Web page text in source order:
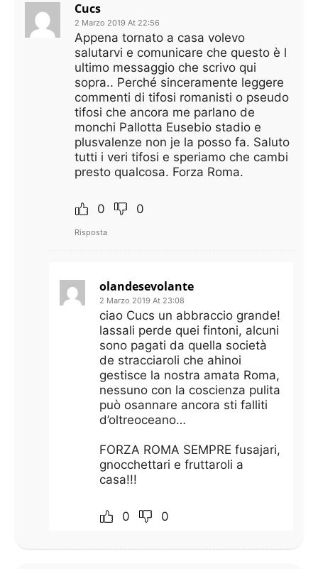
Cucs
2 Marzo 2019 At 22:56
Appena tornato a casa volevo
salutarvi e comunicare che questo è l
ultimo messaggio che scrivo qui
sopra.. Perché sinceramente leggere
commenti di tifosi romanisti o pseudo
tifosi che ancora me parlano de
monchi Pallotta Eusebio stadio e
plusvalenze non je la posso fa. Saluto
tutti i veri tifosi e speriamo che cambi
presto qualcosa. Forza Roma.
0 0
Risposta
olandesevolante
2 Marzo 2019 At 23:08
ciao Cucs un abbraccio grande!
lassali perde quei fintoni, alcuni
sono pagati da quella società
de stracciaroli che ahinoi
gestisce la nostra amata Roma,
nessuno con la coscienza pulita
può osannare ancora sti falliti
d’oltreoceano…
FORZA ROMA SEMPRE fusajari,
gnocchettari e fruttaroli a
casa!!!
0 0